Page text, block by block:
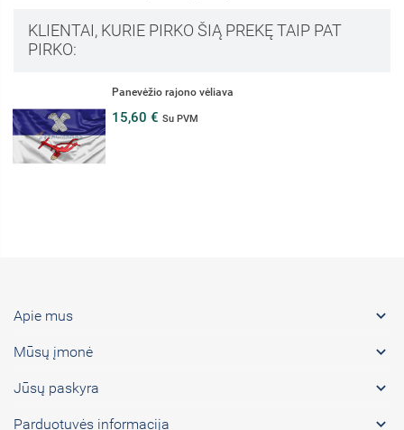
KLIENTAI, KURIE PIRKO ŠIĄ PREKĘ TAIP PAT
PIRKO:
Panevėžio rajono vėliava
15,60 €Su PVM
Apie mus 
Mūsų įmonė 
Jūsų paskyra 
Parduotuvės informacija 